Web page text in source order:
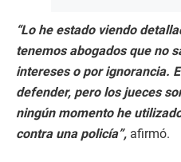
“Lo he estado viendo
tenemos abogados que no
intereses o por ignorancia.
defender, pero los jueces
ningún momento he
contra una policía”, afirmó.